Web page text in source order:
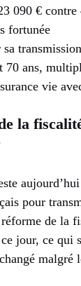
090 €
fortunée
70 ans,
vie
la
pour
de la
ce jour, ce qui
malgré